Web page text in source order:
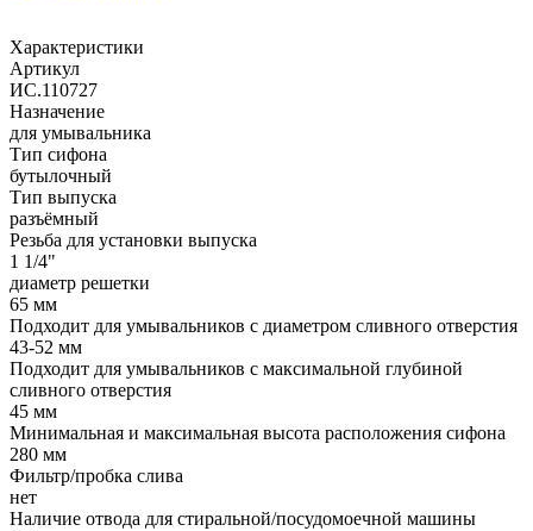
Характеристики
Артикул
ИС.110727
Назначение
для умывальника
Тип сифона
бутылочный
Тип выпуска
разъёмный
Резьба для установки выпуска
1 1/4"
диаметр решетки
65 мм
Подходит для умывальников с диаметром сливного отверстия
43-52 мм
Подходит для умывальников с максимальной глубиной
сливного отверстия
45 мм
Минимальная и максимальная высота расположения сифона
280 мм
Фильтр/пробка слива
нет
Наличие отвода для стиральной/посудомоечной машины